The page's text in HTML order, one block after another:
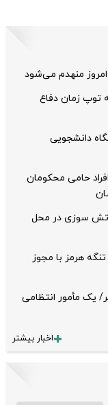
منهدم می‌شود
توپ زمان دفاع
دانشجویی
حامی محکومان
آتش سوزی در محل
هرمز با مجوز
یک مأمور انتظامی
اخبار بیشتر